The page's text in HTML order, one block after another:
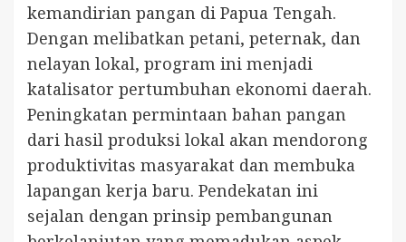
kemandirian pangan di Papua Tengah.
Dengan melibatkan petani, peternak, dan
nelayan lokal, program ini menjadi
katalisator pertumbuhan ekonomi daerah.
Peningkatan permintaan bahan pangan
dari hasil produksi lokal akan mendorong
produktivitas masyarakat dan membuka
lapangan kerja baru. Pendekatan ini
sejalan dengan prinsip pembangunan